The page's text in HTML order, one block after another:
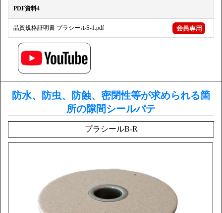
PDF資料4
品質規格証明書 プラシールS-1.pdf
防水、防虫、防蝕、密閉性等が求められる箇
所の隙間シールパテ
プラシールB-R